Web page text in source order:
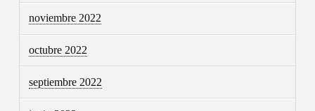
noviembre 2022
octubre 2022
septiembre 2022